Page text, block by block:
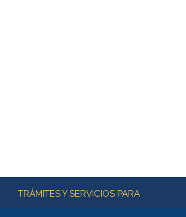
Más información
TRÁMITES Y SERVICIOS PARA